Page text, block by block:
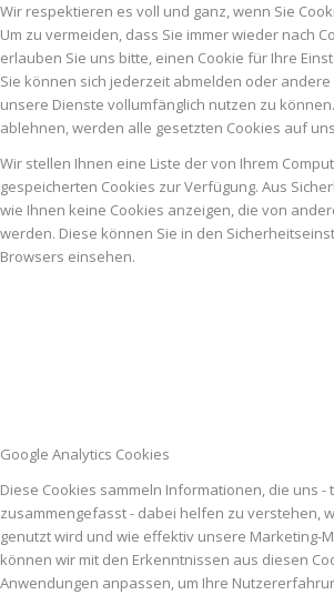
Wir respektieren es voll und ganz, wenn Sie
Um zu vermeiden, dass Sie immer wieder nach
erlauben Sie uns bitte, einen Cookie für Ihre
Sie können sich jederzeit abmelden oder
unsere Dienste vollumfänglich nutzen zu
ablehnen, werden alle gesetzten Cookies auf
Wir stellen Ihnen eine Liste der von Ihrem
gespeicherten Cookies zur Verfügung. Aus
wie Ihnen keine Cookies anzeigen, die von
werden. Diese können Sie in den
Browsers einsehen.
Google Analytics Cookies
Diese Cookies sammeln Informationen, die uns -
zusammengefasst - dabei helfen zu verstehen,
genutzt wird und wie effektiv unsere Marketing-
können wir mit den Erkenntnissen aus diesen
Anwendungen anpassen, um Ihre